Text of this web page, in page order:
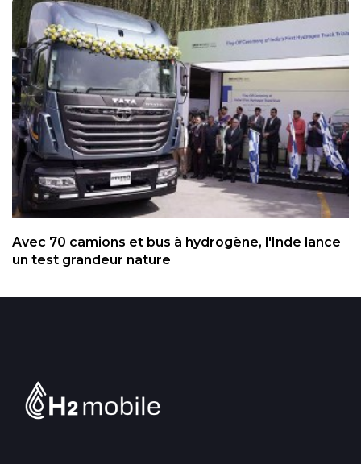
Avec 70 camions et bus à hydrogène, l'Inde lance
un test grandeur nature